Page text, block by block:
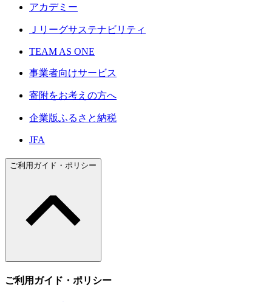
アカデミー
Ｊリーグサステナビリティ
TEAM AS ONE
事業者向けサービス
寄附をお考えの方へ
企業版ふるさと納税
JFA
ご利用ガイド・ポリシー
ご利用ガイド・ポリシー